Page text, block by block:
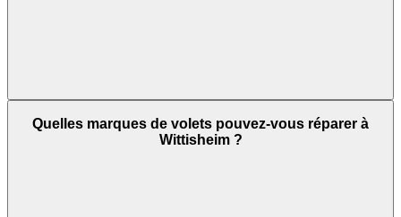
Quelles marques de volets pouvez-vous réparer à
Wittisheim ?